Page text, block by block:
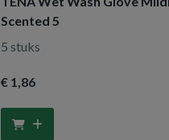
Scented 5
5 stuks
€ 1 ,86